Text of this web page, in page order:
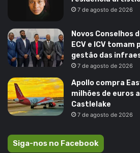
7 de agosto de 2026
Novos Conselhos
ECV e ICV
gestão das
7 de agosto de 2026
Apollo compra
milhões de euros
Castlelake
7 de agosto de 2026
Siga-nos no Facebook